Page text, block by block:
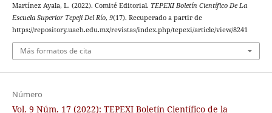
Martínez Ayala, L. (2022). Comité Editorial. TEPEXI Boletín Científico De La
Escuela Superior Tepeji Del Río, 9(17). Recuperado a partir de
https://repository.uaeh.edu.mx/revistas/index.php/tepexi/article/view/8241
Más formatos de cita
Número
Vol. 9 Núm. 17 (2022): TEPEXI Boletín Científico de la